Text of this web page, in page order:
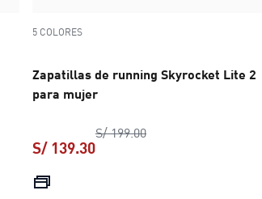
5 COLORES
Zapatillas de running Skyrocket Lite 2
para mujer
S/ 199.00precio original S/
S/ 139.30